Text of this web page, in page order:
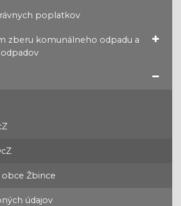
poplatkov
zberu komunálneho odpadu a
obce Žbince
údajov